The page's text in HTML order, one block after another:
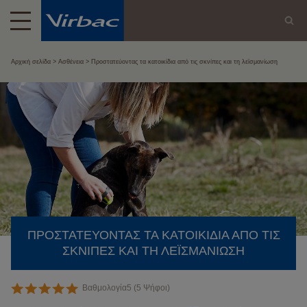
Αρχική σελίδα Ασθένεια Προστατεύοντας τα κατοικίδια από τις σκνίπες και τη λεϊσμανίωση
ΠΡΟΣΤΑΤΕΎΟΝΤΑΣ ΤΑ ΚΑΤΟΙΚΊΔΙΑ ΑΠΌ ΤΙΣ
ΣΚΝΊΠΕΣ ΚΑΙ ΤΗ ΛΕΪΣΜΑΝΊΩΣΗ
Βαθμολογία5 (5 Ψήφοι)